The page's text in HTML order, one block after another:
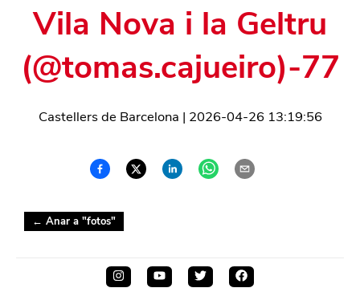
Vila Nova i la Geltru
(@tomas.cajueiro)-77
Castellers de Barcelona | 2026-04-26 13:19:56
← Anar a "fotos"